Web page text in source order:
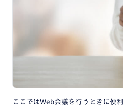
ここではWeb会議を行うときに便